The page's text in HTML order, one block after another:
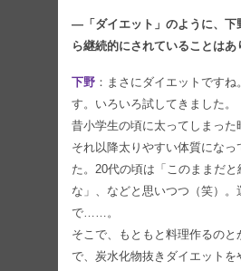
—「ダイエット」のように、下
ら継続的にされていることはあ
下野 ：まさにダイエットですね
す。いろいろ試してきました。
昔小学生の頃に太ってしまった
それ以降太りやすい体質になっ
た。20代の頃は「このままだと
な」、などと思いつつ（笑）。
で……。
そこで、もともと料理作るのと
で、炭水化物抜きダイエットを